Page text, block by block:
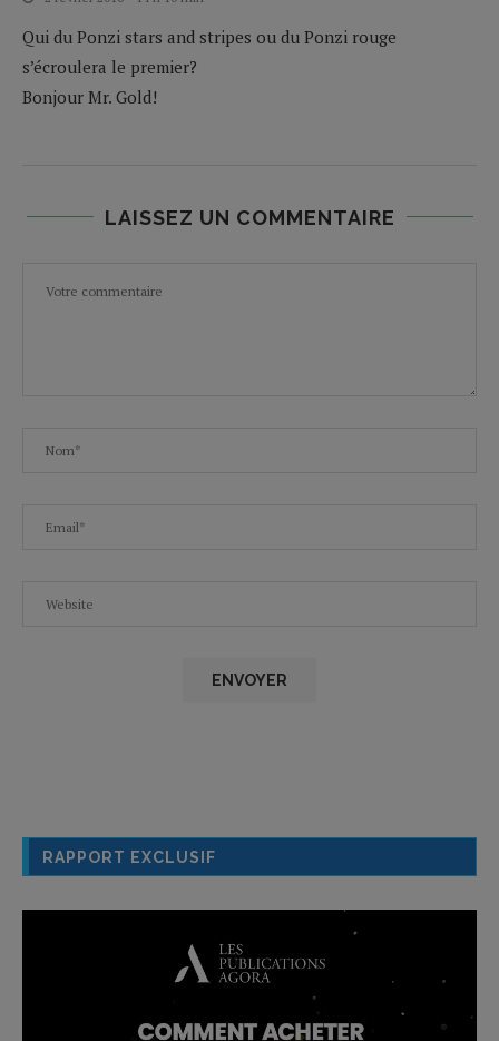
Qui du Ponzi stars and stripes ou du Ponzi rouge
s’écroulera le premier?
Bonjour Mr. Gold!
LAISSEZ UN COMMENTAIRE
RAPPORT EXCLUSIF